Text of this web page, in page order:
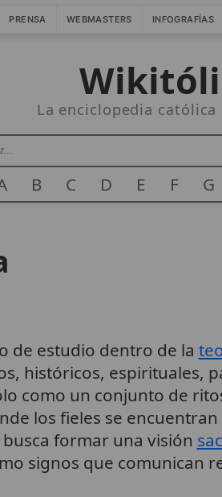
PRENSA WEBMASTERS INFOGRAFÍAS
La enciclopedia católica
B C D E F G
de estudio dentro de la
históricos, espirituales,
como un conjunto de
los fieles se
formar una visión
signos que comunican